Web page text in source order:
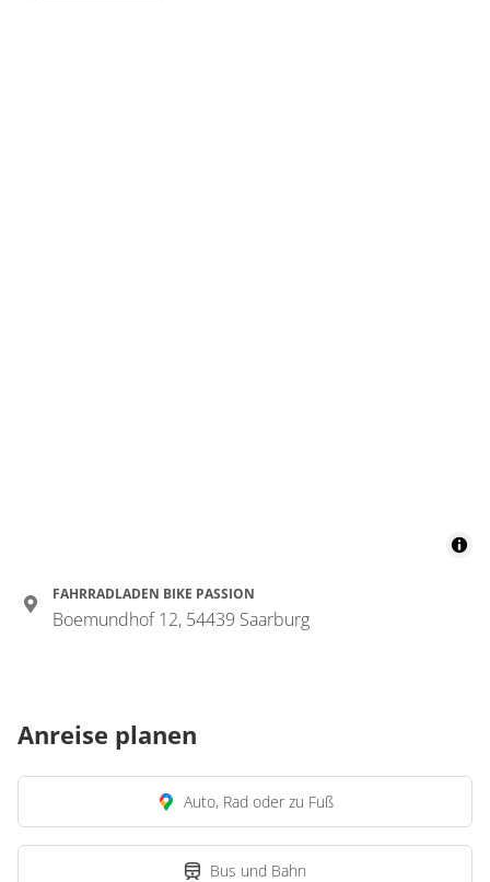
FAHRRADLADEN BIKE PASSION
Boemundhof 12, 54439 Saarburg
Anreise planen
Auto, Rad oder zu Fuß
Bus und Bahn